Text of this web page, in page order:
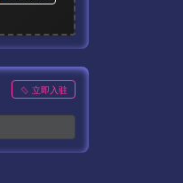
立即入驻